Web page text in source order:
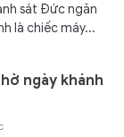
sát Đức ngăn
là chiếc máy...
ngày khánh